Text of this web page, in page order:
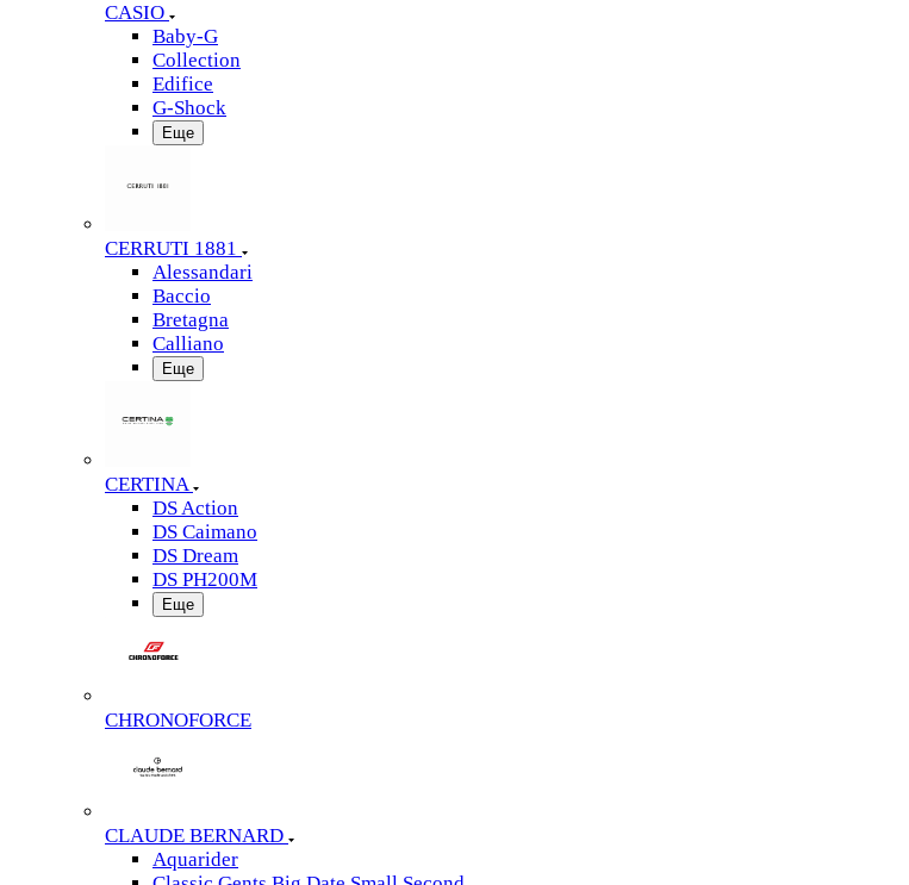
CASIO
Baby-G
Collection
Edifice
G-Shock
Еще
CERRUTI 1881
Alessandari
Baccio
Bretagna
Calliano
Еще
CERTINA
DS Action
DS Caimano
DS Dream
DS PH200M
Еще
CHRONOFORCE
CLAUDE BERNARD
Aquarider